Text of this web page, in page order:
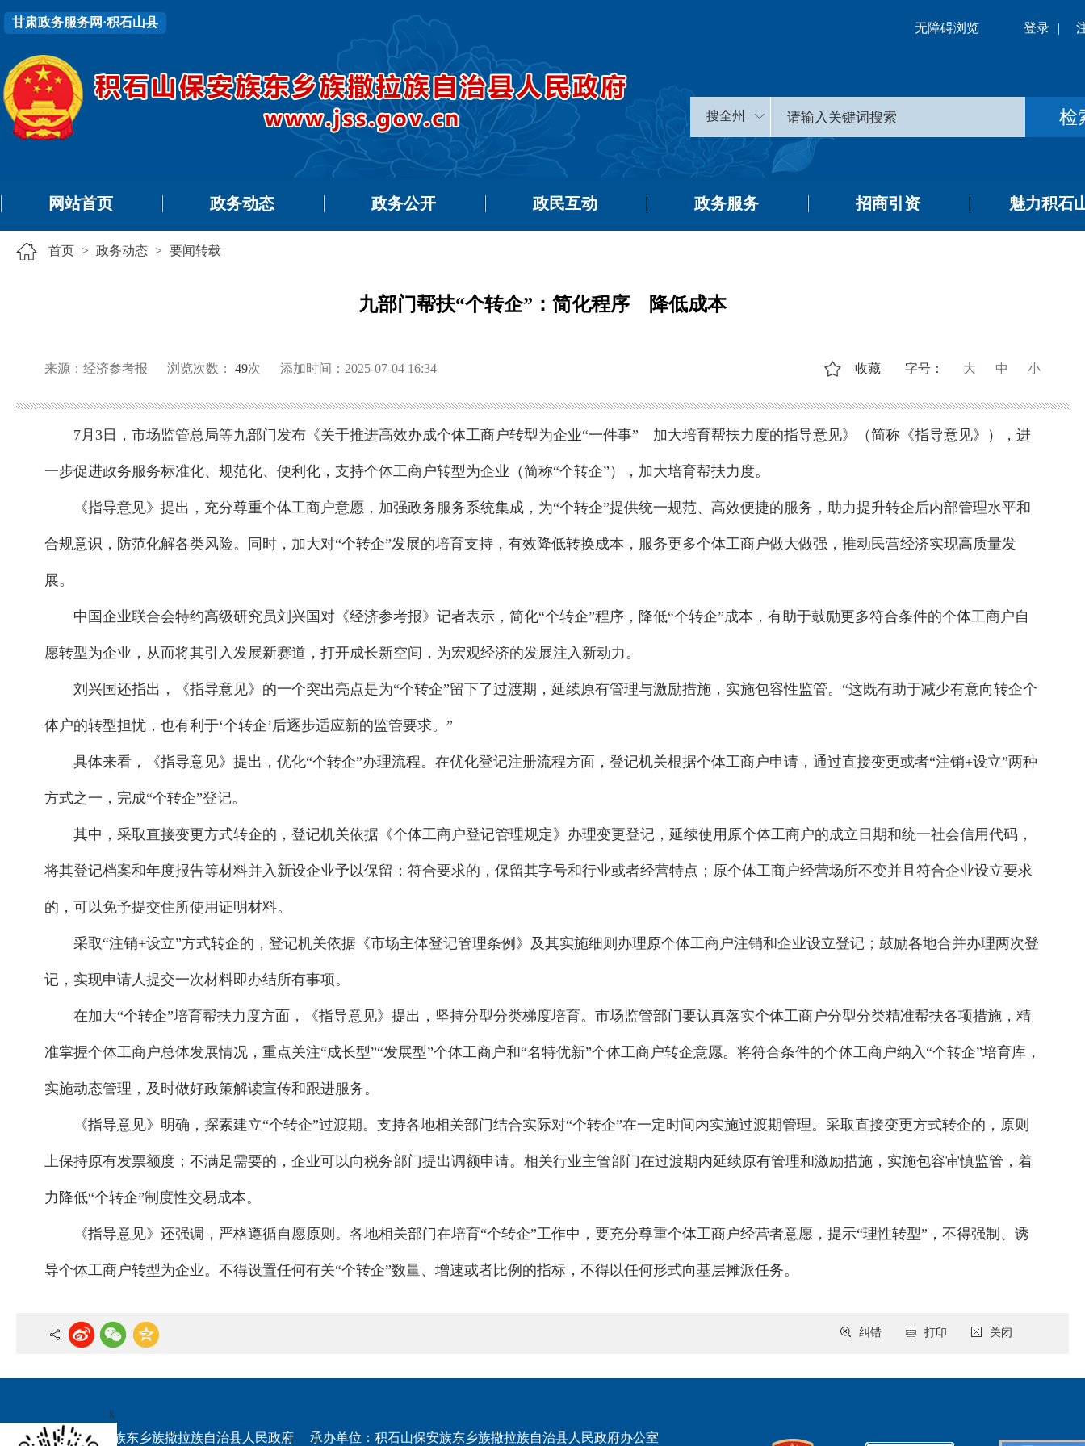
甘肃政务服务网·积石山县 无障碍浏览 登录 |
搜全州
网站首页 政务动态 政务公开 政民互动 政务服务 招商引资 魅力积石
首页 > 政务动态 > 要闻转载
九部门帮扶“个转企”：简化程序 降低成本
来源：经济参考报 浏览次数： 49次 添加时间：2025-07-04 16:34 字号： 大 中 小
收藏
7月3日，市场监管总局等九部门发布《关于推进高效办成个体工商户转型为企业“一件事” 加大培育帮扶力度的指导意见》（简称《指导意见》），进
一步促进政务服务标准化、规范化、便利化，支持个体工商户转型为企业（简称“个转企”），加大培育帮扶力度。
《指导意见》提出，充分尊重个体工商户意愿，加强政务服务系统集成，为“个转企”提供统一规范、高效便捷的服务，助力提升转企后内部管理水平和
合规意识，防范化解各类风险。同时，加大对“个转企”发展的培育支持，有效降低转换成本，服务更多个体工商户做大做强，推动民营经济实现高质量发
展。
中国企业联合会特约高级研究员刘兴国对《经济参考报》记者表示，简化“个转企”程序，降低“个转企”成本，有助于鼓励更多符合条件的个体工商户自
愿转型为企业，从而将其引入发展新赛道，打开成长新空间，为宏观经济的发展注入新动力。
刘兴国还指出，《指导意见》的一个突出亮点是为“个转企”留下了过渡期，延续原有管理与激励措施，实施包容性监管。“这既有助于减少有意向转企个
体户的转型担忧，也有利于‘个转企’后逐步适应新的监管要求。”
具体来看，《指导意见》提出，优化“个转企”办理流程。在优化登记注册流程方面，登记机关根据个体工商户申请，通过直接变更或者“注销+设立”两种
方式之一，完成“个转企”登记。
其中，采取直接变更方式转企的，登记机关依据《个体工商户登记管理规定》办理变更登记，延续使用原个体工商户的成立日期和统一社会信用代码，
将其登记档案和年度报告等材料并入新设企业予以保留；符合要求的，保留其字号和行业或者经营特点；原个体工商户经营场所不变并且符合企业设立要求
的，可以免予提交住所使用证明材料。
采取“注销+设立”方式转企的，登记机关依据《市场主体登记管理条例》及其实施细则办理原个体工商户注销和企业设立登记；鼓励各地合并办理两次登
记，实现申请人提交一次材料即办结所有事项。
在加大“个转企”培育帮扶力度方面，《指导意见》提出，坚持分型分类梯度培育。市场监管部门要认真落实个体工商户分型分类精准帮扶各项措施，精
准掌握个体工商户总体发展情况，重点关注“成长型”“发展型”个体工商户和“名特优新”个体工商户转企意愿。将符合条件的个体工商户纳入“个转企”培育库，
实施动态管理，及时做好政策解读宣传和跟进服务。
《指导意见》明确，探索建立“个转企”过渡期。支持各地相关部门结合实际对“个转企”在一定时间内实施过渡期管理。采取直接变更方式转企的，原则
上保持原有发票额度；不满足需要的，企业可以向税务部门提出调额申请。相关行业主管部门在过渡期内延续原有管理和激励措施，实施包容审慎监管，着
力降低“个转企”制度性交易成本。
《指导意见》还强调，严格遵循自愿原则。各地相关部门在培育“个转企”工作中，要充分尊重个体工商户经营者意愿，提示“理性转型”，不得强制、诱
导个体工商户转型为企业。不得设置任何有关“个转企”数量、增速或者比例的指标，不得以任何形式向基层摊派任务。
关闭
打印
纠错
所有：积石山保安族东乡族撒拉族自治县人民政府 承办单位：积石山保安族东乡族撒拉族自治县人民政府办公室
x